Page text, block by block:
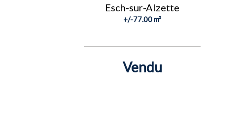
Esch-sur-Alzette
+/-77.00 m²
Vendu